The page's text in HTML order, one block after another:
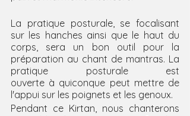
La pratique posturale, se focalisant
sur les hanches ainsi que le haut du
corps, sera un bon outil pour la
préparation au chant de mantras. La
pratique posturale est
ouverte à quiconque peut mettre de
l'appui sur les poignets et les genoux.
Pendant ce Kirtan, nous chanterons